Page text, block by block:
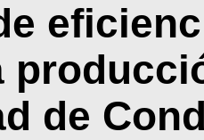
de